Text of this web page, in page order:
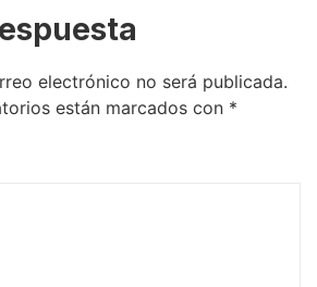
electrónico no será publicada.
están marcados con *